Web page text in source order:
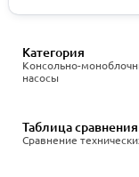
Консольно-
насосы
Категория
Сравнение
Таблица сравнения